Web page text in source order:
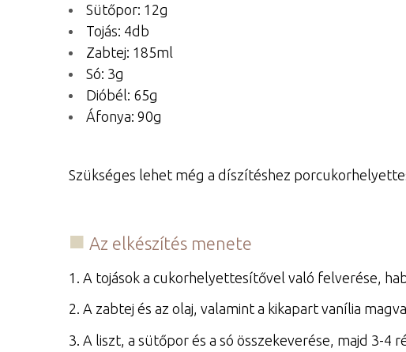
Sütőpor: 12g
Tojás: 4db
Zabtej: 185ml
Só: 3g
Dióbél: 65g
Áfonya: 90g
Szükséges lehet még a díszítéshez
Az elkészítés menete
1. A tojások a cukorhelyettesítővel való felverése,
2. A zabtej és az olaj, valamint a kikapart vanília
3. A liszt, a sütőpor és a só összekeverése, majd 3-